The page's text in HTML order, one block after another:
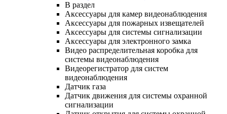
В раздел
Аксессуары для камер видеонаблюдения
Аксессуары для пожарных извещателей
Аксессуары для системы сигнализации
Аксессуары для электронного замка
Видео распределительная коробка для
системы видеонаблюдения
Видеорегистратор для систем
видеонаблюдения
Датчик газа
Датчик движения для системы охранной
сигнализации